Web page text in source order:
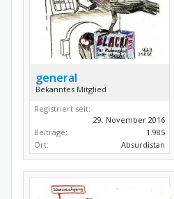
general
Bekanntes Mitglied
Registriert seit:
29. November 2016
Beiträge:
1.985
Ort:
Absurdistan